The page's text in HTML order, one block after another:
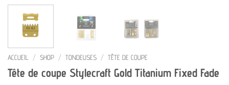
ACCUEIL / SHOP / TONDEUSES / TÊTE DE COUPE
Tête de coupe Stylecraft Gold Titanium Fixed Fade